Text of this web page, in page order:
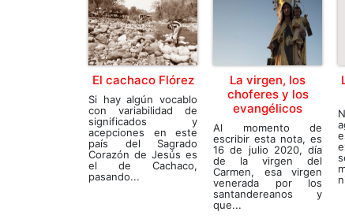
El cachaco Flórez
Si hay algún vocablo
con variabilidad de
significados y
acepciones en este
país del Sagrado
Corazón de Jesús es
el de Cachaco,
pasando...
La virgen, los
choferes y los
evangélicos
Al momento de
escribir esta nota, es
16 de julio 2020, día
de la virgen del
Carmen, esa virgen
venerada por los
santandereanos y
que...